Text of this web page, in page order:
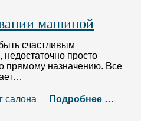
машиной
счастливым
недостаточно просто
прямому назначению. Все
салона Подробнее …